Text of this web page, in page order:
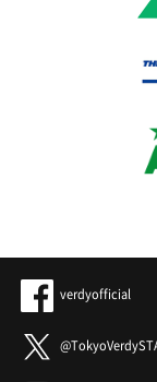
verdyofficial